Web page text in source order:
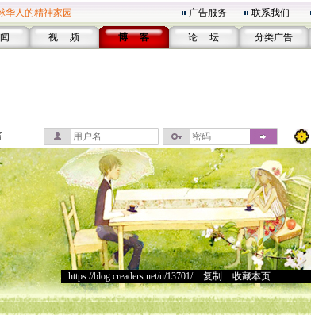
华人的精神家园 广告服务 联系我们
视 频 博 客 论 坛 分类广告
https://blog.creaders.net/u/13701/> 复制 收藏本页